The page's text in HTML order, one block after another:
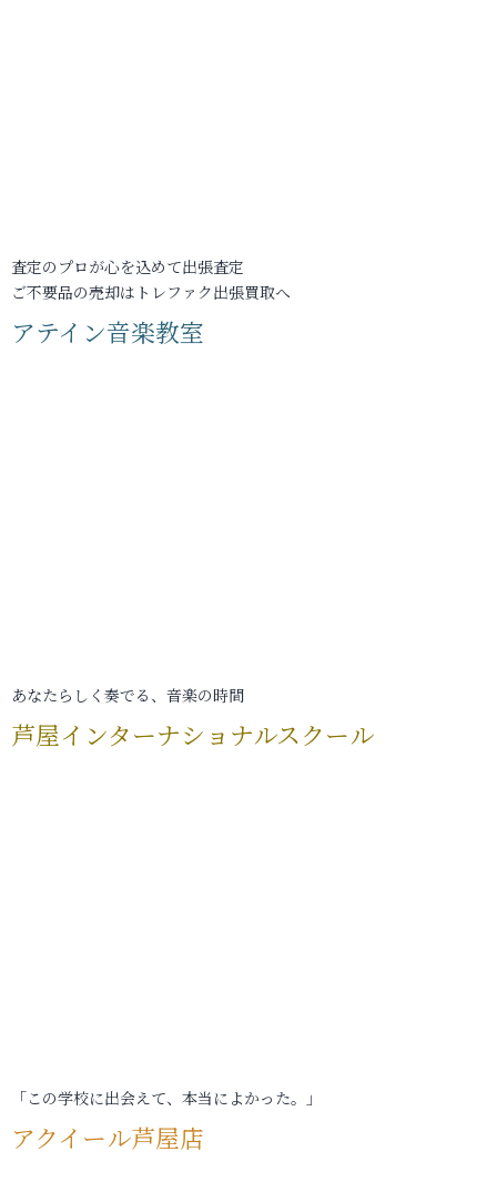
査定のプロが心を込めて出張査定
ご不要品の売却はトレファク出張買取へ
アテイン音楽教室
あなたらしく奏でる、音楽の時間
芦屋インターナショナルスクール
「この学校に出会えて、本当によかった。」
アクイール芦屋店